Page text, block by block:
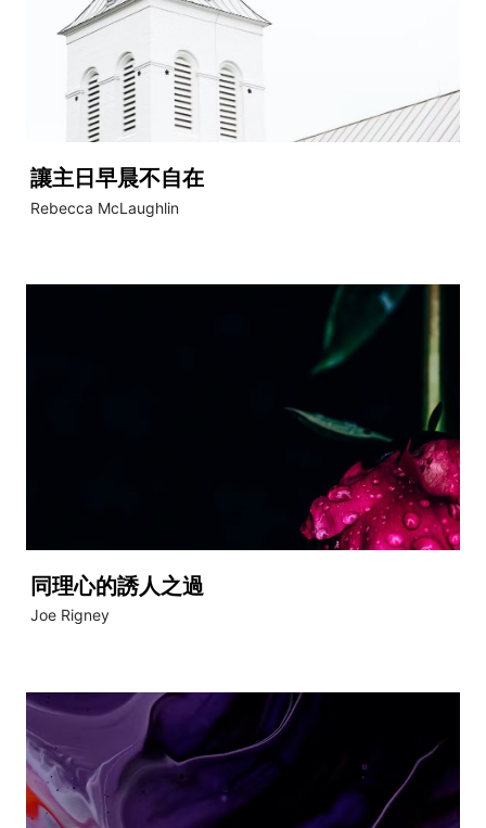
讓主日早晨不自在
Rebecca McLaughlin
同理心的誘人之過
Joe Rigney